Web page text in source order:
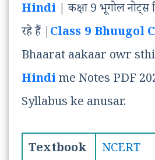
Hindi | कक्षा 9 भूगोल नोट्स
रहे हैं |Class 9 Bhuugol
Bhaarat aakaar owr
Hindime Notes PDF
Syllabus ke anusar.
Textbook
NCERT